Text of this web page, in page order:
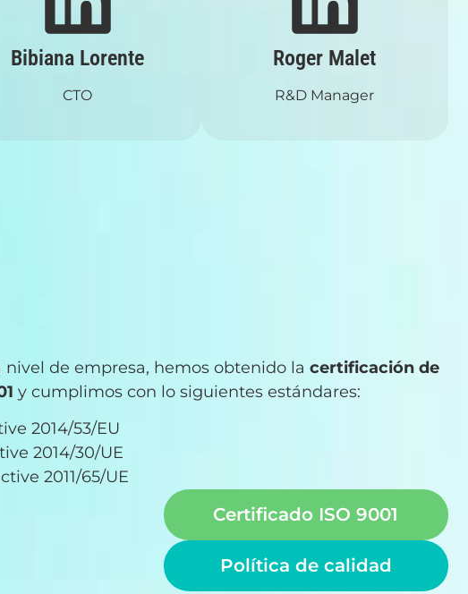
Bibiana Lorente
CTO
Roger Malet
R&D Manager
de empresa, hemos obtenido la certificación de
y cumplimos con lo siguientes estándares:
2014/53/EU
2014/30/UE
2011/65/UE
Certificado ISO 9001
Política de calidad